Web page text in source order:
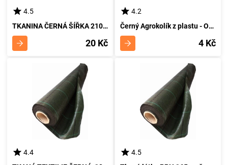
4.5
TKANINA ČERNÁ ŠÍŘKA 210 CM, ROLKA 100 M
20 Kč
4.2
Černý Agrokolík z plastu - Odolný a praktický stavební nástroj
4 Kč
4.4
4.5